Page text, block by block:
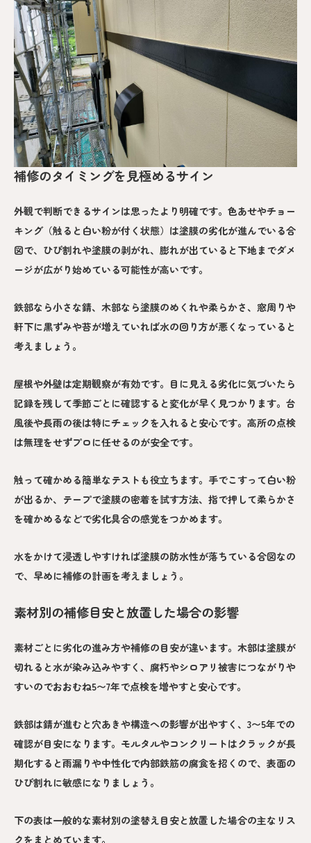
補修のタイミングを見極めるサイン
外観で判断できるサインは思ったより明確です。色あせやチョー
キング（触ると白い粉が付く状態）は塗膜の劣化が進んでいる合
図で、ひび割れや塗膜の剥がれ、膨れが出ていると下地までダメ
ージが広がり始めている可能性が高いです。
鉄部なら小さな錆、木部なら塗膜のめくれや柔らかさ、窓周りや
軒下に黒ずみや苔が増えていれば水の回り方が悪くなっていると
考えましょう。
屋根や外壁は定期観察が有効です。目に見える劣化に気づいたら
記録を残して季節ごとに確認すると変化が早く見つかります。台
風後や長雨の後は特にチェックを入れると安心です。高所の点検
は無理をせずプロに任せるのが安全です。
触って確かめる簡単なテストも役立ちます。手でこすって白い粉
が出るか、テープで塗膜の密着を試す方法、指で押して柔らかさ
を確かめるなどで劣化具合の感覚をつかめます。
水をかけて浸透しやすければ塗膜の防水性が落ちている合図なの
で、早めに補修の計画を考えましょう。
素材別の補修目安と放置した場合の影響
素材ごとに劣化の進み方や補修の目安が違います。木部は塗膜が
切れると水が染み込みやすく、腐朽やシロアリ被害につながりや
すいのでおおむね5〜7年で点検を増やすと安心です。
鉄部は錆が進むと穴あきや構造への影響が出やすく、3〜5年での
確認が目安になります。モルタルやコンクリートはクラックが長
期化すると雨漏りや中性化で内部鉄筋の腐食を招くので、表面の
ひび割れに敏感になりましょう。
下の表は一般的な素材別の塗替え目安と放置した場合の主なリス
クをまとめています。